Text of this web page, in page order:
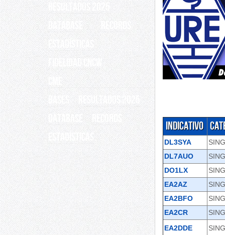
RESULTADOS 2025
Database
Records
ESTADÍSTICAS
Fidelidad CNCW
CME
BASES
RESULTADOS 2025
Database
Records
ESTADÍSTICAS
Indicativo
DL3SYA
DL7AUO
DO1LX
EA2AZ
EA2BFO
EA2CR
EA2DDE